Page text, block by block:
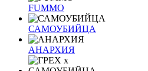
FUMMO
САМОУБИЙЦА
АНАРХИЯ